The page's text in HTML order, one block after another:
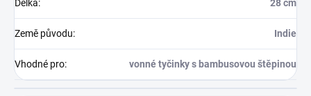
Délka: 28 cm
Země původu: Indie
Vhodné pro: vonné tyčinky s bambusovou štěpinou